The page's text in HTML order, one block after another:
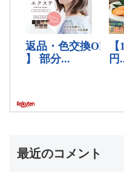
最近のコメント